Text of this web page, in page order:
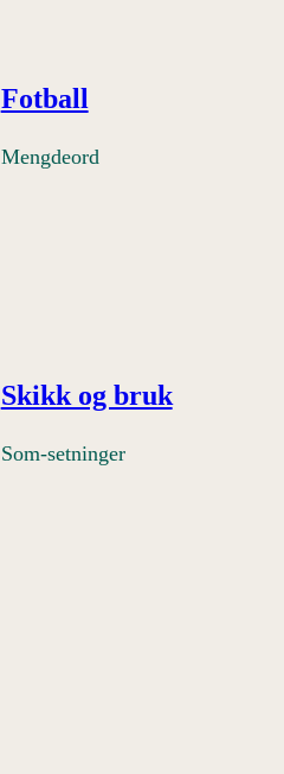
Fotball
Mengdeord
Skikk og bruk
Som-setninger